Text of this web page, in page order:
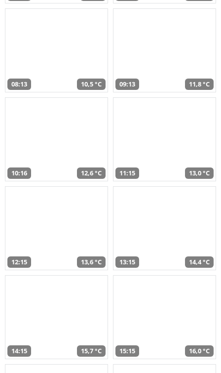
08:13 10,5 °C 09:13 11,8 °C
10:16 12,6 °C 11:15 13,0 °C
12:15 13,6 °C 13:15 14,4 °C
14:15 15,7 °C 15:15 16,0 °C